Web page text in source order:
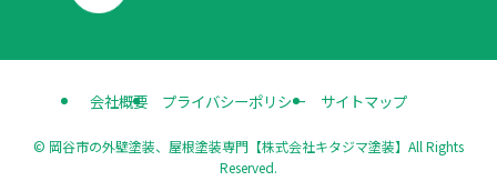
会社概要 プライバシーポリシー サイトマップ
© 岡谷市の外壁塗装、屋根塗装専門【株式会社キタジマ塗装】All Rights
Reserved.